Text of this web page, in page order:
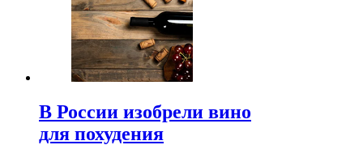
В России изобрели вино
для похудения